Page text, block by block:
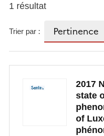
1 résultat
Trier par :
2017
state
of